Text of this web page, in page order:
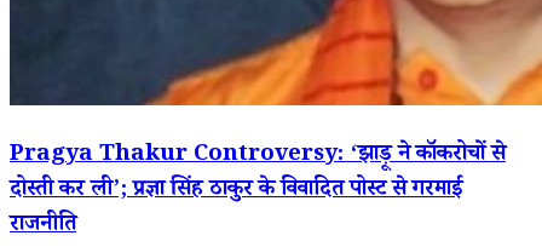
Pragya Thakur Controversy: ‘झाड़ू ने कॉकरोचों से
दोस्ती कर ली’; प्रज्ञा सिंह ठाकुर के विवादित पोस्ट से गरमाई
राजनीति